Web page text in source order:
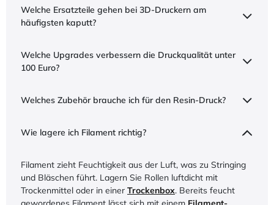
Welche Ersatzteile gehen bei 3D-Druckern am
häufigsten kaputt?
Welche Upgrades verbessern die Druckqualität unter
100 Euro?
Welches Zubehör brauche ich für den Resin-Druck?
Wie lagere ich Filament richtig?
Filament zieht Feuchtigkeit aus der Luft, was zu Stringing
und Bläschen führt. Lagern Sie Rollen luftdicht mit
Trockenmittel oder in einer Trockenbox. Bereits feucht